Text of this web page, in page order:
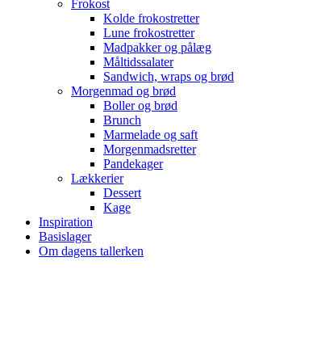
Frokost
Kolde frokostretter
Lune frokostretter
Madpakker og pålæg
Måltidssalater
Sandwich, wraps og brød
Morgenmad og brød
Boller og brød
Brunch
Marmelade og saft
Morgenmadsretter
Pandekager
Lækkerier
Dessert
Kage
Inspiration
Basislager
Om dagens tallerken